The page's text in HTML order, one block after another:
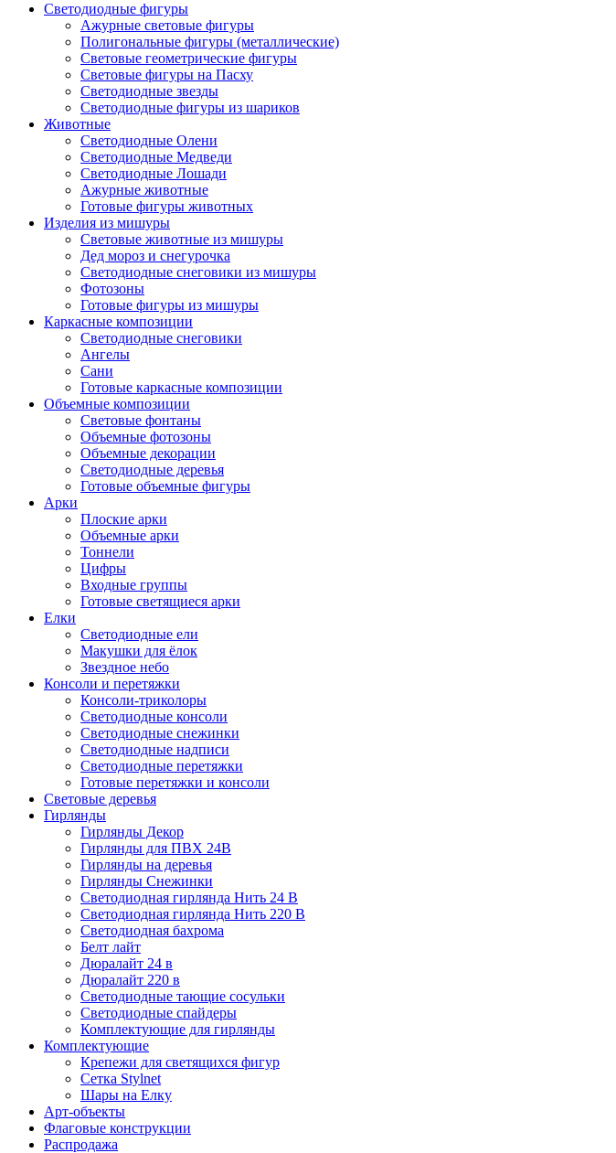
Светодиодные фигуры
Ажурные световые фигуры
Полигональные фигуры (металлические)
Световые геометрические фигуры
Световые фигуры на Пасху
Светодиодные звезды
Светодиодные фигуры из шариков
Животные
Светодиодные Олени
Светодиодные Медведи
Светодиодные Лошади
Ажурные животные
Готовые фигуры животных
Изделия из мишуры
Световые животные из мишуры
Дед мороз и снегурочка
Светодиодные снеговики из мишуры
Фотозоны
Готовые фигуры из мишуры
Каркасные композиции
Светодиодные снеговики
Ангелы
Сани
Готовые каркасные композиции
Объемные композиции
Световые фонтаны
Объемные фотозоны
Объемные декорации
Светодиодные деревья
Готовые объемные фигуры
Арки
Плоские арки
Объемные арки
Тоннели
Цифры
Входные группы
Готовые светящиеся арки
Елки
Светодиодные ели
Макушки для ёлок
Звездное небо
Консоли и перетяжки
Консоли-триколоры
Светодиодные консоли
Светодиодные снежинки
Светодиодные надписи
Светодиодные перетяжки
Готовые перетяжки и консоли
Световые деревья
Гирлянды
Гирлянды Декор
Гирлянды для ПВХ 24В
Гирлянды на деревья
Гирлянды Снежинки
Светодиодная гирлянда Нить 24 В
Светодиодная гирлянда Нить 220 В
Светодиодная бахрома
Белт лайт
Дюралайт 24 в
Дюралайт 220 в
Светодиодные тающие сосульки
Светодиодные спайдеры
Комплектующие для гирлянды
Комплектующие
Крепежи для светящихся фигур
Сетка Stylnet
Шары на Елку
Арт-объекты
Флаговые конструкции
Распродажа